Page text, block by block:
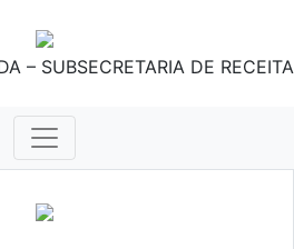
– SUBSECRETARIA DE RECEITA